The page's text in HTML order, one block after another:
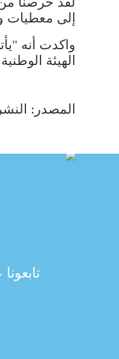
إلى معطيات
الهيئة
المصدر: